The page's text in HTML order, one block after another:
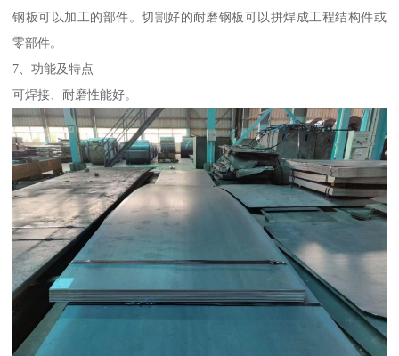
钢板可以加工的部件。切割好的耐磨钢板可以拼焊成工程结构件或
零部件。
7、功能及特点
可焊接、耐磨性能好。